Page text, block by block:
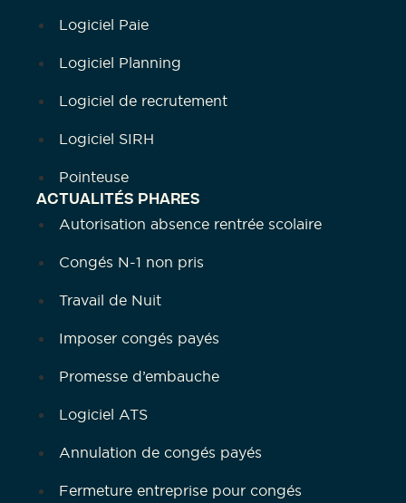
Logiciel Paie
Logiciel Planning
Logiciel de recrutement
Logiciel SIRH
Pointeuse
ACTUALITÉS PHARES
Autorisation absence rentrée scolaire
Congés N-1 non pris
Travail de Nuit
Imposer congés payés
Promesse d’embauche
Logiciel ATS
Annulation de congés payés
Fermeture entreprise pour congés